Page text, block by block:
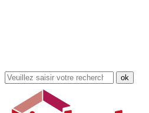
Rechercher
dans
site